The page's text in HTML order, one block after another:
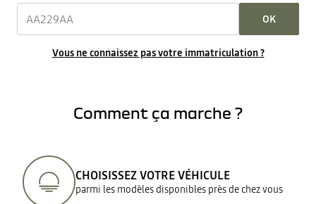
OK
Vous ne connaissez pas votre immatriculation ?
Comment ça marche ?
CHOISISSEZ VOTRE VÉHICULE
parmi les modèles disponibles près de chez vous